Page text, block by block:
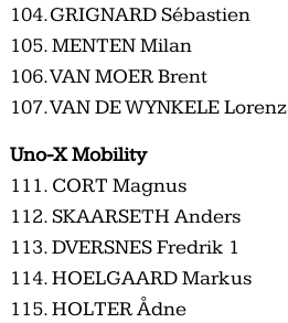
104. GRIGNARD Sébastien
105. MENTEN Milan
106. VAN MOER Brent
107. VAN DE WYNKELE Lorenz
Uno-X Mobility
111. CORT Magnus
112. SKAARSETH Anders
113. DVERSNES Fredrik 1
114. HOELGAARD Markus
115. HOLTER Ådne